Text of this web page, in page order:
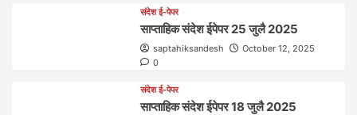
संदेश ई-पेपर
साप्ताहिक संदेश ईपेपर 25 जुलै 2025
saptahiksandesh
October 12, 2025
0
संदेश ई-पेपर
साप्ताहिक संदेश ईपेपर 18 जुलै 2025